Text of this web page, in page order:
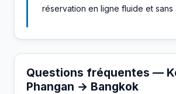
réservation en ligne fluide et sans
Questions fréquentes —
Phangan → Bangkok